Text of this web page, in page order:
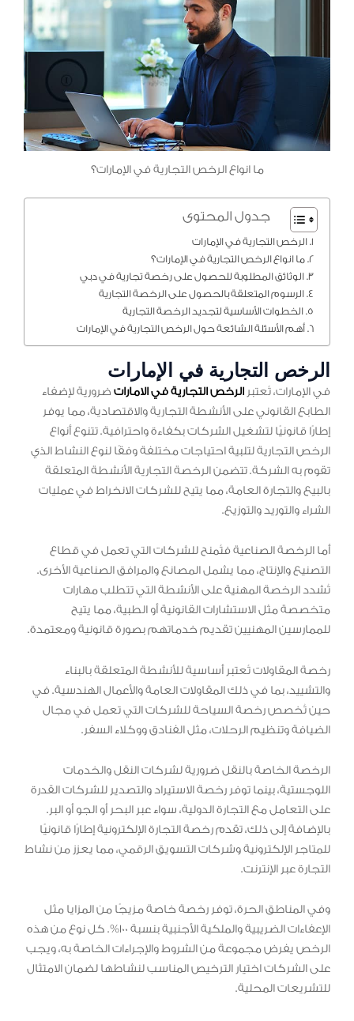
ما انواع الرخص التجارية في الإمارات؟
جدول المحتوى
الرخص التجارية في الإمارات
ما انواع الرخص التجارية في الإمارات؟
الوثائق المطلوبة للحصول على رخصة تجارية في دبي
الرسوم المتعلقة بالحصول على الرخصة التجارية
الخطوات الأساسية لتجديد الرخصة التجارية
أهم الأسئلة الشائعة حول الرخص التجارية في الإمارات
الرخص التجارية في الإمارات
في الإمارات، تُعتبر الرخص التجارية في الامارات ضرورية لإضفاء
الطابع القانوني على الأنشطة التجارية والاقتصادية، مما يوفر
إطارًا قانونيًا لتشغيل الشركات بكفاءة واحترافية. تتنوع أنواع
الرخص التجارية لتلبية احتياجات مختلفة وفقًا لنوع النشاط الذي
تقوم به الشركة. تتضمن الرخصة التجارية الأنشطة المتعلقة
بالبيع والتجارة العامة، مما يتيح للشركات الانخراط في عمليات
الشراء والتوريد والتوزيع.
أما الرخصة الصناعية فتُمنح للشركات التي تعمل في قطاع
التصنيع والإنتاج، مما يشمل المصانع والمرافق الصناعية الأخرى.
تُشدد الرخصة المهنية على الأنشطة التي تتطلب مهارات
متخصصة مثل الاستشارات القانونية أو الطبية، مما يتيح
للممارسين المهنيين تقديم خدماتهم بصورة قانونية ومعتمدة.
رخصة المقاولات تُعتبر أساسية للأنشطة المتعلقة بالبناء
والتشييد، بما في ذلك المقاولات العامة والأعمال الهندسية. في
حين تُخصص رخصة السياحة للشركات التي تعمل في مجال
الضيافة وتنظيم الرحلات، مثل الفنادق ووكلاء السفر.
الرخصة الخاصة بالنقل ضرورية لشركات النقل والخدمات
اللوجستية، بينما توفر رخصة الاستيراد والتصدير للشركات القدرة
على التعامل مع التجارة الدولية، سواء عبر البحر أو الجو أو البر.
بالإضافة إلى ذلك، تقدم رخصة التجارة الإلكترونية إطارًا قانونيًا
للمتاجر الإلكترونية وشركات التسويق الرقمي، مما يعزز من نشاط
التجارة عبر الإنترنت.
وفي المناطق الحرة، توفر رخصة خاصة مزيجًا من المزايا مثل
الإعفاءات الضريبية والملكية الأجنبية بنسبة 100%. كل نوع من هذه
الرخص يفرض مجموعة من الشروط والإجراءات الخاصة به، ويجب
على الشركات اختيار الترخيص المناسب لنشاطها لضمان الامتثال
للتشريعات المحلية.